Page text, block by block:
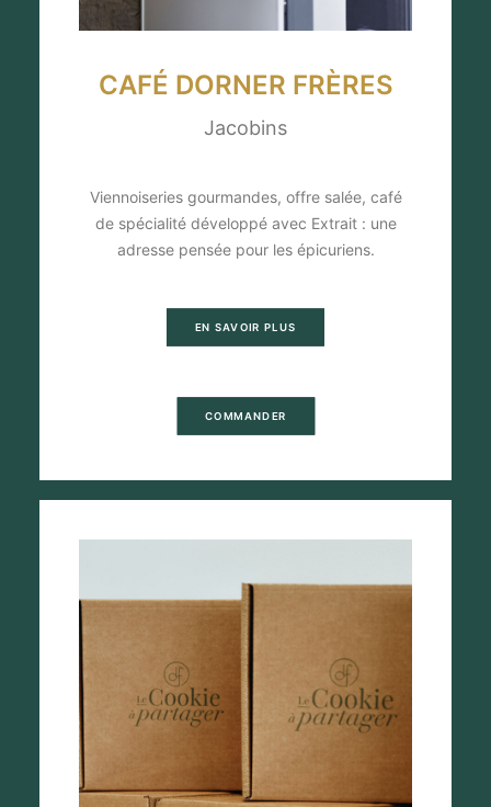
CAFÉ DORNER FRÈRES
Jacobins
Viennoiseries gourmandes, offre salée, café
de spécialité développé avec Extrait : une
adresse pensée pour les épicuriens.
EN SAVOIR PLUS
COMMANDER